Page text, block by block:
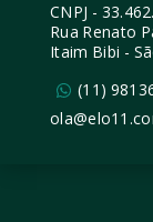
CNPJ -
Rua Renato
Itaim Bibi -
(11)